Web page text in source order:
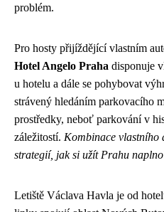
problém.
Pro hosty přijíždějící vlastním
Hotel Angelo Praha disponuje
u hotelu a dále se pohybovat
strávený hledáním parkovacího
prostředky, neboť parkování v
záležitostí. Kombinace vlastního
strategií, jak si užít Prahu naplno
Letiště Václava Havla je od